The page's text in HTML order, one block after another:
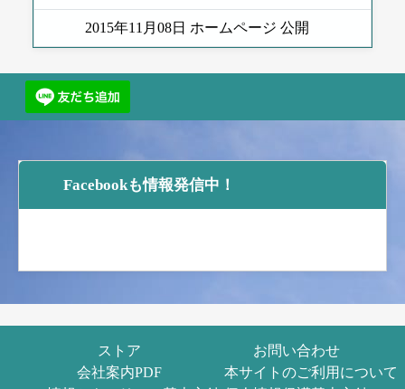
2015年11月08日 ホームページ 公開
Facebookも情報発信中！
ストア
お問い合わせ
会社案内PDF
本サイトのご利用について